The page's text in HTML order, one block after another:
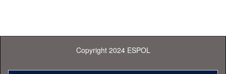
Copyright 2024 ESPOL